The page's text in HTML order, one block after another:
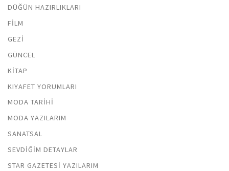
DÜĞÜN HAZIRLIKLARI
FILM
GEZI
GÜNCEL
KITAP
KIYAFET YORUMLARI
MODA TARIHI
MODA YAZILARIM
SANATSAL
SEVDIĞIM DETAYLAR
STAR GAZETESI YAZILARIM